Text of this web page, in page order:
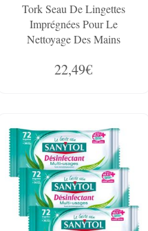
Tork Seau De Lingettes
Imprégnées Pour Le
Nettoyage Des Mains
22,49€